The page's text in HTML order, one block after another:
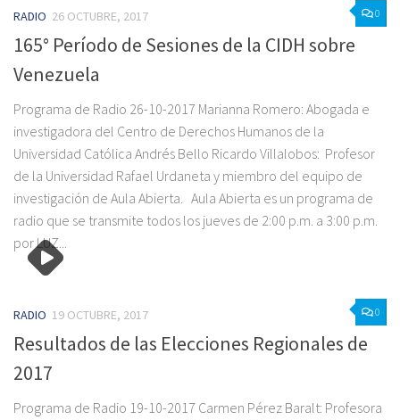
0
RADIO 26 OCTUBRE, 2017
165° Período de Sesiones de la CIDH sobre
Venezuela
Programa de Radio 26-10-2017 Marianna Romero: Abogada e
investigadora del Centro de Derechos Humanos de la
Universidad Católica Andrés Bello Ricardo Villalobos: ‎ Profesor
de la Universidad Rafael Urdaneta y miembro del equipo de
investigación de Aula Abierta. Aula Abierta es un programa de
radio que se transmite todos los jueves de 2:00 p.m. a 3:00 p.m.
por LUZ...
0
RADIO 19 OCTUBRE, 2017
Resultados de las Elecciones Regionales de
2017
Programa de Radio 19-10-2017 Carmen Pérez Baralt: Profesora